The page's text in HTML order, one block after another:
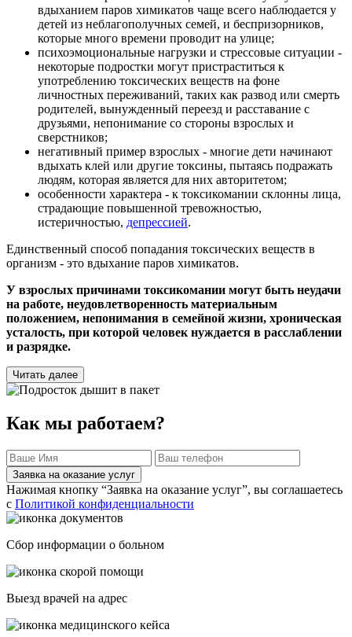
вдыханием паров химикатов чаще всего наблюдается у
детей из неблагополучных семей, и беспризорников,
которые много времени проводит на улице;
психоэмоциональные нагрузки и стрессовые ситуации -
некоторые подростки могут пристраститься к
употреблению токсических веществ на фоне
личностных переживаний, таких как развод или смерть
родителей, вынужденный переезд и расставание с
друзьями, непонимание со стороны взрослых и
сверстников;
негативный пример взрослых - многие дети начинают
вдыхать клей или другие токсины, пытаясь подражать
людям, которая является для них авторитетом;
особенности характера - к токсикомании склонны лица,
страдающие повышенной тревожностью,
истеричностью, депрессией.
Единственный способ попадания токсических веществ в
организм - это вдыхание паров химикатов.
У взрослых причинами токсикомании могут быть неудачи
на работе, неудовлетворенность материальным
положением, непонимания в семейной жизни, хроническая
усталость, при которой человек нуждается в расслаблении
и разрядке.
Читать далее
Как мы работаем?
Заявка на оказание услуг
Нажимая кнопку “Заявка на оказание услуг”, вы соглашаетесь
с Политикой конфиденциальности
Сбор информации о больном
Выезд врачей на адрес